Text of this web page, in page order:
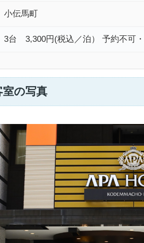
小伝馬町
3台 3,300円(税込／泊） 予約不可
の写真